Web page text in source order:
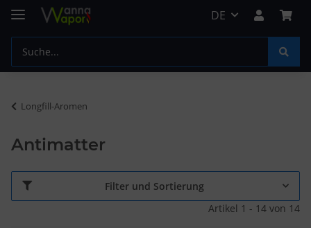
DE
Longfill-Aromen
Antimatter
Filter und Sortierung
Artikel 1 - 14 von 14